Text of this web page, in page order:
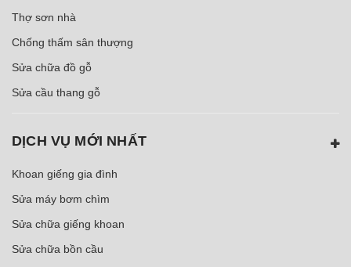
Thợ sơn nhà
Chống thấm sân thượng
Sửa chữa đồ gỗ
Sửa cầu thang gỗ
DỊCH VỤ MỚI NHẤT
Khoan giếng gia đình
Sửa máy bơm chìm
Sửa chữa giếng khoan
Sửa chữa bồn cầu